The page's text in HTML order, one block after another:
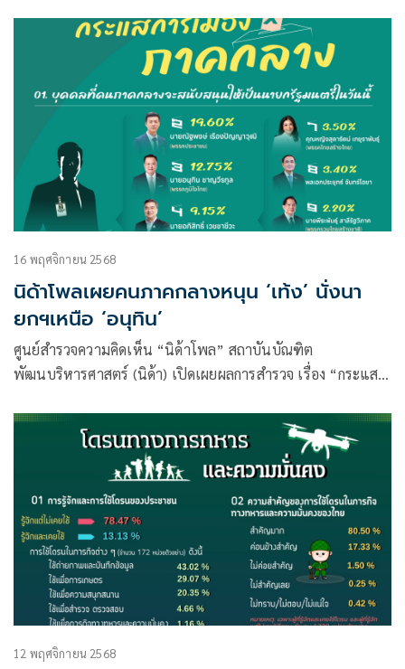
16 พฤศจิกายน 2568
นิด้าโพลเผยคนภาคกลางหนุน ‘เท้ง’ นั่งนา
ยกฯเหนือ ‘อนุทิน’
ศูนย์สำรวจความคิดเห็น “นิด้าโพล” สถาบันบัณฑิต
พัฒนบริหารศาสตร์ (นิด้า) เปิดเผยผลการสำรวจ เรื่อง “กระแส
พฤศจิกายน 2568 จากประชาชนที่มีอายุ 18 ปีขึ้นไป และมีสิทธิ
เลือกตั้งในภาคกลาง (จำนวน 17 จังหวัด ประกอบด้วย
12 พฤศจิกายน 2568